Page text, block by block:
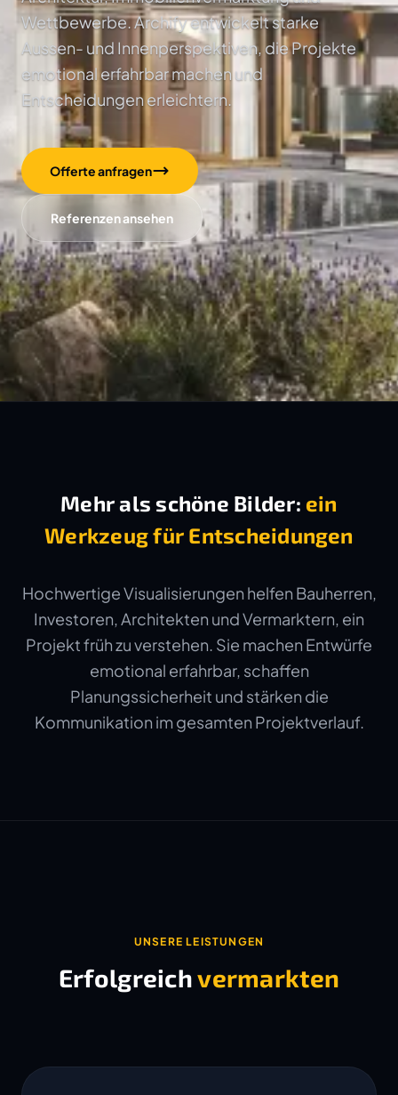
Wettbewerbe. Archify entwickelt starke
Aussen- und Innenperspektiven, die Projekte
emotional erfahrbar machen und
Entscheidungen erleichtern.
Offerte anfragen
Referenzen ansehen
Mehr als schöne Bilder: ein
Werkzeug für Entscheidungen
Hochwertige Visualisierungen helfen Bauherren,
Investoren, Architekten und Vermarktern, ein
Projekt früh zu verstehen. Sie machen Entwürfe
emotional erfahrbar, schaffen
Planungssicherheit und stärken die
Kommunikation im gesamten Projektverlauf.
UNSERE LEISTUNGEN
Erfolgreichvermarkten